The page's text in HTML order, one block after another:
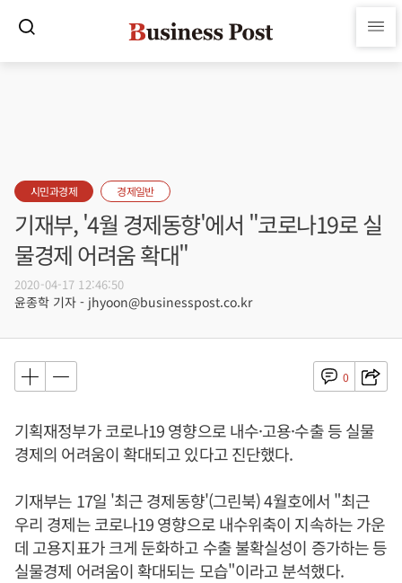
시민과경제 경제일반
기재부, '4월 경제동향'에서 "코로나19로 실
물경제 어려움 확대"
2020-04-17 12:46:50
윤종학 기자 - jhyoon@businesspost.co.kr
0
기획재정부가 코로나19 영향으로 내수·고용·수출 등 실물
경제의 어려움이 확대되고 있다고 진단했다.
기재부는 17일 '최근 경제동향'(그린북) 4월호에서 "최근
우리 경제는 코로나19 영향으로 내수위축이 지속하는 가운
데 고용지표가 크게 둔화하고 수출 불확실성이 증가하는 등
실물경제 어려움이 확대되는 모습"이라고 분석했다.